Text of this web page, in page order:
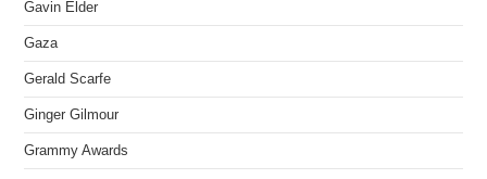
Gavin Elder
Gaza
Gerald Scarfe
Ginger Gilmour
Grammy Awards